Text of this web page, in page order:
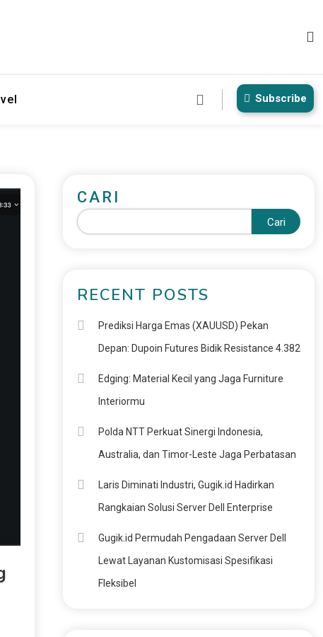
Subscribe
CARI
Cari
RECENT POSTS
Prediksi Harga Emas (XAUUSD) Pekan
Depan: Dupoin Futures Bidik Resistance 4.382
Edging: Material Kecil yang Jaga Furniture
Interiormu
Polda NTT Perkuat Sinergi Indonesia,
Australia, dan Timor-Leste Jaga Perbatasan
Laris Diminati Industri, Gugik.id Hadirkan
Rangkaian Solusi Server Dell Enterprise
Gugik.id Permudah Pengadaan Server Dell
Lewat Layanan Kustomisasi Spesifikasi
Fleksibel